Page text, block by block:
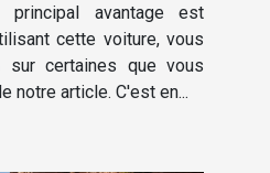
principal avantage est
cette voiture, vous
sur certaines que vous
notre article. C'est en...